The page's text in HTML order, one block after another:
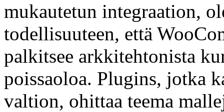
mukautetun integraation,
todellisuuteen, että
palkitsee arkkitehtonista
poissaoloa. Plugins, jotka
valtion, ohittaa teema